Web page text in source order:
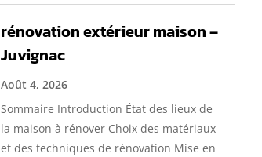
rénovation extérieur maison –
Juvignac
Août 4, 2026
Sommaire Introduction État des lieux de
la maison à rénover Choix des matériaux
et des techniques de rénovation Mise en